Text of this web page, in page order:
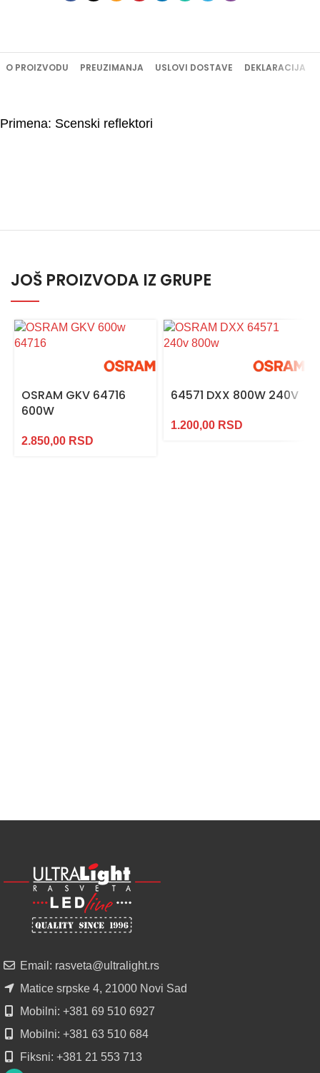
O PROIZVODU PREUZIMANJA USLOVI DOSTAVE DEKLARACIJA
Primena: Scenski reflektori
JOŠ PROIZVODA IZ GRUPE
OSRAM GKV 64716
600W
2.850,00 RSD
64571 DXX 800W 240V
1.200,00 RSD
LED
PROFILI
TRIMLESS
DIFUZOROM
POGLEDAJ
Email: rasveta@ultralight.rs
Matice srpske 4, 21000 Novi Sad
Mobilni: +381 69 510 6927
Mobilni: +381 63 510 684
Fiksni: +381 21 553 713